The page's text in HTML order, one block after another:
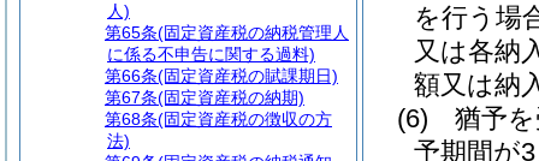
を行う場
又は各納
額又は納
(6)
猶予
予期間が
人)
第65条(固定資産税の納税管理人
に係る不申告に関する過料)
第66条(固定資産税の賦課期日)
第67条(固定資産税の納期)
第68条(固定資産税の徴収の方
法)